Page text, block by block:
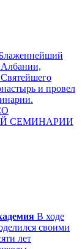
и провел
СЕМИНАРИИ
В ходе
своими
лет